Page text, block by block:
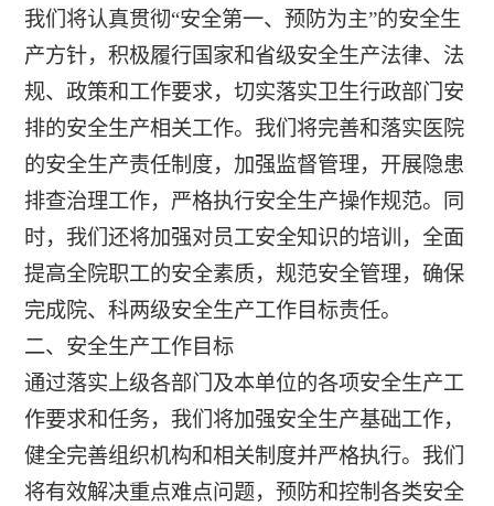
我们将认真贯彻“安全第一、预防为主”的安全生
产方针，积极履行国家和省级安全生产法律、法
规、政策和工作要求，切实落实卫生行政部门安
排的安全生产相关工作。我们将完善和落实医院
的安全生产责任制度，加强监督管理，开展隐患
排查治理工作，严格执行安全生产操作规范。同
时，我们还将加强对员工安全知识的培训，全面
提高全院职工的安全素质，规范安全管理，确保
完成院、科两级安全生产工作目标责任。
二、安全生产工作目标
通过落实上级各部门及本单位的各项安全生产工
作要求和任务，我们将加强安全生产基础工作，
健全完善组织机构和相关制度并严格执行。我们
将有效解决重点难点问题，预防和控制各类安全